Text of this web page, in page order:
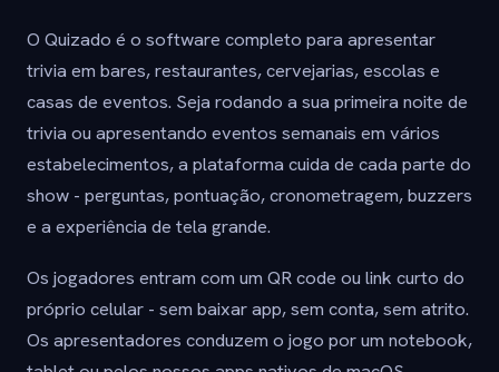
O Quizado é o software completo para apresentar
trivia em bares, restaurantes, cervejarias, escolas e
casas de eventos. Seja rodando a sua primeira noite de
trivia ou apresentando eventos semanais em vários
estabelecimentos, a plataforma cuida de cada parte do
show - perguntas, pontuação, cronometragem, buzzers
e a experiência de tela grande.
Os jogadores entram com um QR code ou link curto do
próprio celular - sem baixar app, sem conta, sem atrito.
Os apresentadores conduzem o jogo por um notebook,